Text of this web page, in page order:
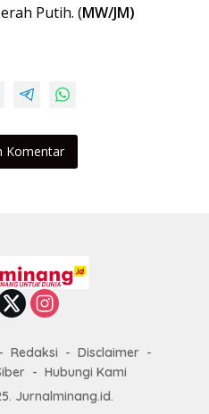
Putih. (MW/JM)
Komentar
Redaksi
Disclaimer
Hubungi Kami
Jurnalminang.id.